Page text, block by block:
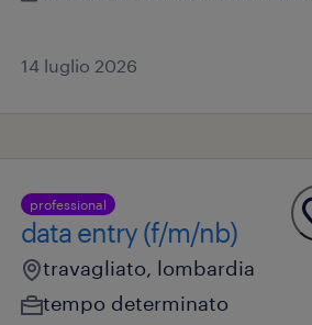
14 luglio 2026
professional
data entry (f/m/nb)
travagliato, lombardia
tempo determinato